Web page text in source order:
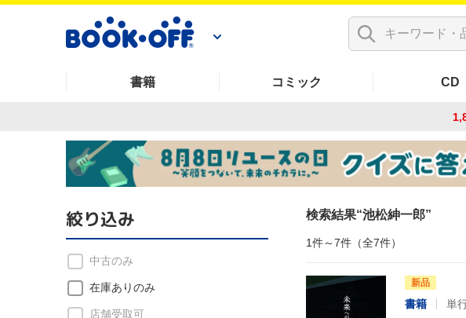
書籍 コミック CD
検索結果 池松紳一郎
1件～7件（全7件）
新品
書籍 単
絞り込み
中古のみ
在庫ありのみ
店舗受取可